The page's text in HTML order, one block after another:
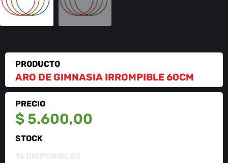
PRODUCTO
ARO DE GIMNASIA IRROMPIBLE 60CM
PRECIO
$ 5.600,00
STOCK